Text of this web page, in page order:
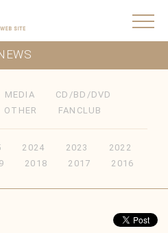
MEDIA
CD/BD/DVD
OTHER FANCLUB
2024 2023
2022
2018 2017 2016